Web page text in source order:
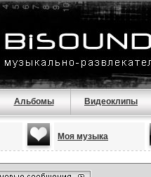
Альбомы Видеоклипы
Моя музыка